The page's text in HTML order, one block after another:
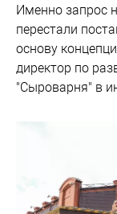
Именно запрос
перестали
основу
директор по
"Сыроварня" в